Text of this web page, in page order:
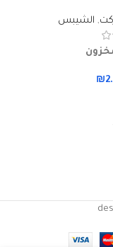
, الشيبس
₪